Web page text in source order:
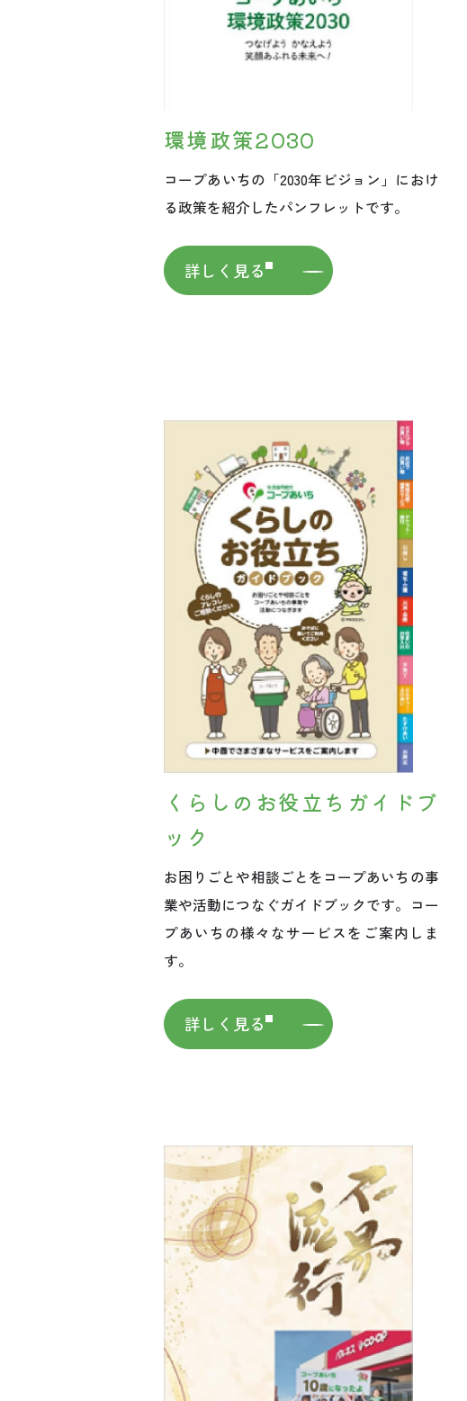
環境政策2030
コープあいちの「2030年ビジョン」におけ
る政策を紹介したパンフレットです。
詳しく見る
くらしのお役立ちガイドブ
ック
お困りごとや相談ごとをコープあいちの事
業や活動につなぐガイドブックです。コー
プあいちの様々なサービスをご案内しま
す。
詳しく見る